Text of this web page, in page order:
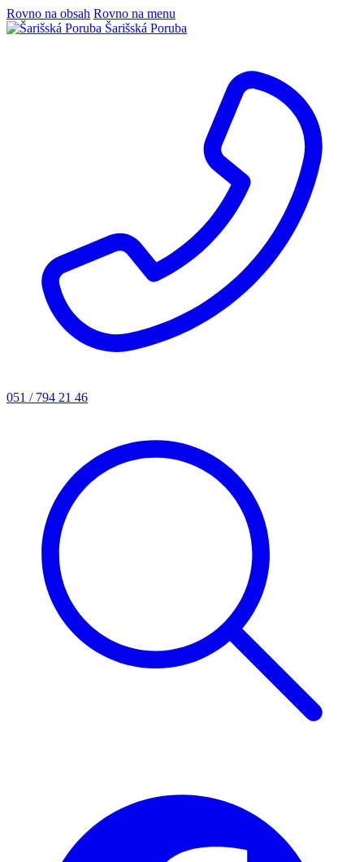
Rovno na obsah Rovno na menu
Šarišská Poruba
051 / 794 21 46